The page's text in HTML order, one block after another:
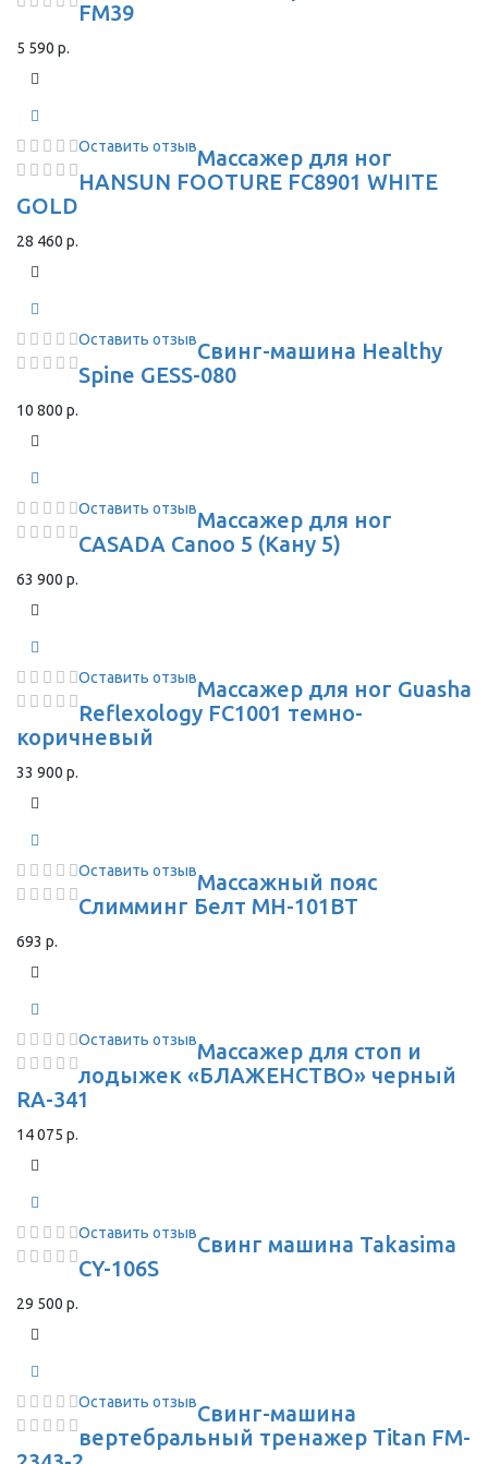
FM39
5 590 р.
Оставить отзывМассажер для ног
HANSUN FOOTURE FC8901 WHITE
GOLD
28 460 р.
Оставить отзывСвинг-машина Healthy
Spine GESS-080
10 800 р.
Оставить отзывМассажер для ног
CASADA Canoo 5 (Кану 5)
63 900 р.
Оставить отзывМассажер для ног Guasha
Reflexology FC1001 темно-
коричневый
33 900 р.
Оставить отзывМассажный пояс
Слимминг Белт MH-101BТ
693 р.
Оставить отзывМассажер для стоп и
лодыжек «БЛАЖЕНСТВО» черный
RA-341
14 075 р.
Оставить отзывСвинг машина Takasima
CY-106S
29 500 р.
Оставить отзывСвинг-машина
вертебральный тренажер Titan FM-